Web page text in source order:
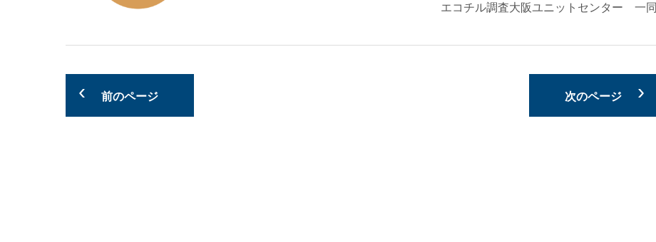
エコチル調査大阪ユニットセンター 一同
前のページ 次のページ